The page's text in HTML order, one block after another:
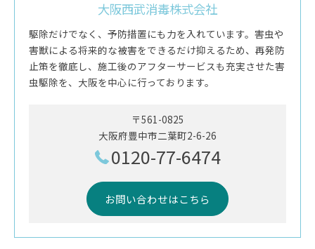
大阪西武消毒株式会社
駆除だけでなく、予防措置にも力を入れています。害虫や
害獣による将来的な被害をできるだけ抑えるため、再発防
止策を徹底し、施工後のアフターサービスも充実させた害
虫駆除を、大阪を中心に行っております。
〒561-0825
大阪府豊中市二葉町2-6-26
0120-77-6474
お問い合わせはこちら